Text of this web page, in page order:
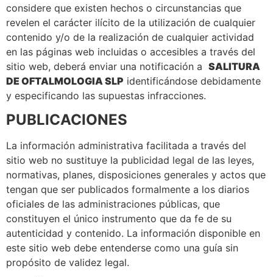
considere que existen hechos o circunstancias que
revelen el carácter ilícito de la utilización de cualquier
contenido y/o de la realización de cualquier actividad
en las páginas web incluidas o accesibles a través del
sitio web, deberá enviar una notificación a SALITURA
DE OFTALMOLOGIA SLP identificándose debidamente
y especificando las supuestas infracciones.
PUBLICACIONES
La información administrativa facilitada a través del
sitio web no sustituye la publicidad legal de las leyes,
normativas, planes, disposiciones generales y actos que
tengan que ser publicados formalmente a los diarios
oficiales de las administraciones públicas, que
constituyen el único instrumento que da fe de su
autenticidad y contenido. La información disponible en
este sitio web debe entenderse como una guía sin
propósito de validez legal.